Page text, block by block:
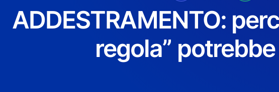
ADDESTRAMENTO:
regola”